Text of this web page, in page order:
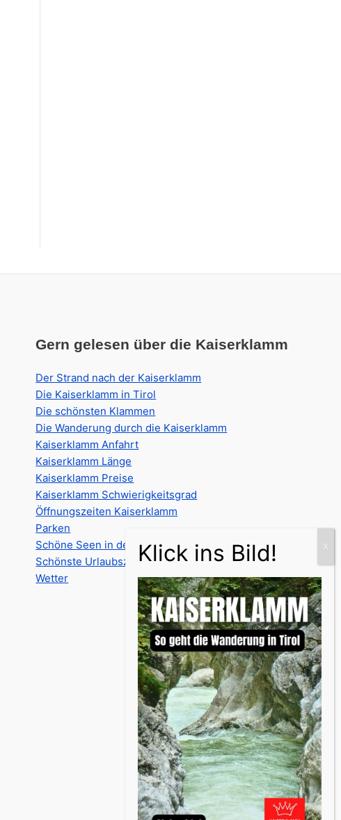
Gern gelesen über die Kaiserklamm
Der Strand nach der Kaiserklamm
Die Kaiserklamm in Tirol
Die schönsten Klammen
Die Wanderung durch die Kaiserklamm
Kaiserklamm Anfahrt
Kaiserklamm Länge
Kaiserklamm Preise
Kaiserklamm Schwierigkeitsgrad
Öffnungszeiten Kaiserklamm
Parken
Schöne Seen in der Nähe
Schönste Urlaubsziele
Wetter